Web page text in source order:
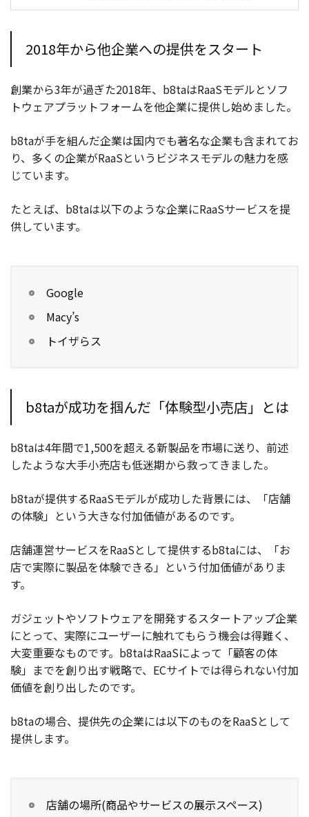
2018年から他企業への提供をスタート
創業から3年が過ぎた2018年、b8taはRaaSモデルとソフ
トウェアプラットフォームを他企業に提供し始めました。
b8taが手を組んだ企業は国内でも著名な企業も含まれてお
り、多くの企業がRaaSというビジネスモデルの魅力を感
じています。
たとえば、b8taは以下のような企業にRaaSサービスを提
供しています。
Google
Macy’s
トイザらス
b8taが成功を掴んだ「体験型小売店」とは
b8taは4年間で1,500を超える新製品を市場に送り、前述
したような大手小売店も低迷期から救ってきました。
b8taが提供するRaaSモデルが成功した背景には、「店舗
の体験」という大きな付加価値があるのです。
店舗運営サービスをRaaSとして提供するb8taには、「お
店で実際に製品を体験できる」という付加価値がありま
す。
ガジェットやソフトウェアを開発するスタートアップ企業
にとって、実際にユーザーに触れてもらう機会は得難く、
大変重要なものです。b8taはRaaSによって「顧客の体
験」までを創り出す戦略で、ECサイトでは得られない付加
価値を創り出したのです。
b8taの場合、提供先の企業には以下のものをRaaSとして
提供します。
店舗の場所(商品やサービスの展示スペース)